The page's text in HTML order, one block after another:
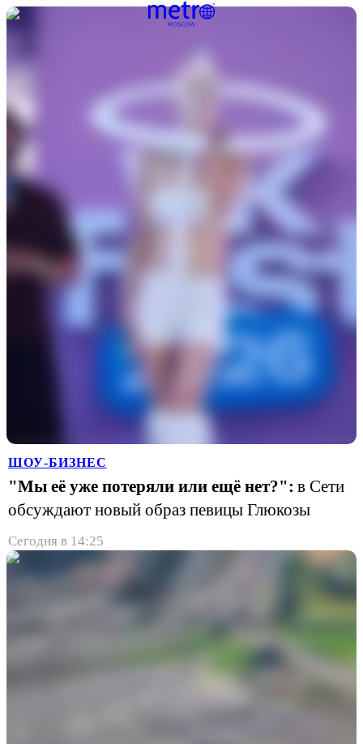
ШОУ-БИЗНЕС
"Мы её уже потеряли или ещё нет?": в Сети
обсуждают новый образ певицы Глюкозы
Сегодня в 14:25